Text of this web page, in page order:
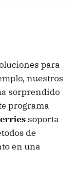
para
nuestros
sorprendido
programa
soporta
de
en una